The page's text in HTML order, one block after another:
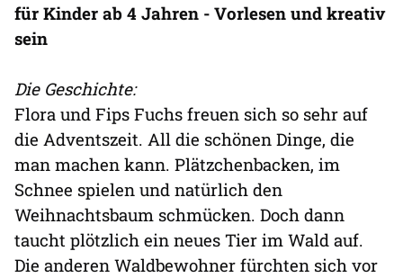
für Kinder ab 4 Jahren - Vorlesen und kreativ
sein
Die Geschichte:
Flora und Fips Fuchs freuen sich so sehr auf
die Adventszeit. All die schönen Dinge, die
man machen kann. Plätzchenbacken, im
Schnee spielen und natürlich den
Weihnachtsbaum schmücken. Doch dann
taucht plötzlich ein neues Tier im Wald auf.
Die anderen Waldbewohner fürchten sich vor